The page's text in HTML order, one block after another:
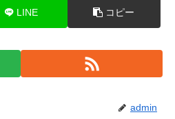
LINE コピー
admin